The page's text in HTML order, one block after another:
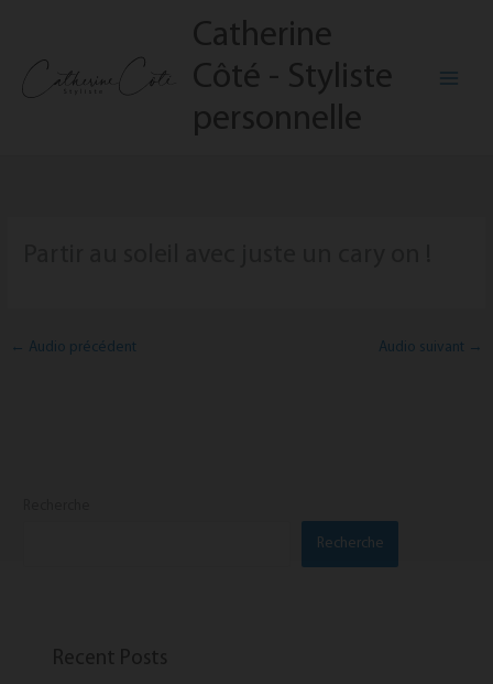
contenu
Catherine
Côté - Styliste
personnelle
← Audio précédent Audio suivant →
Recherche